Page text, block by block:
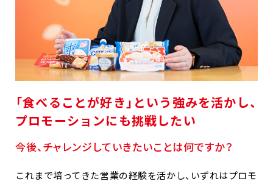
「食べることが好き」という強みを活かし、
プロモーションにも挑戦したい
今後、チャレンジしていきたいことは何ですか？
これまで培ってきた営業の経験を活かし、いずれはプロモ